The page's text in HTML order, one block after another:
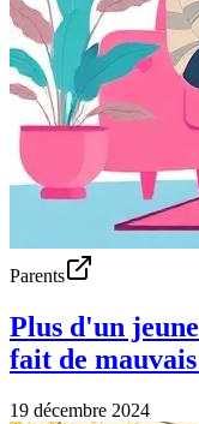
Parents
Plus d'un
fait de
19 décembre 2024